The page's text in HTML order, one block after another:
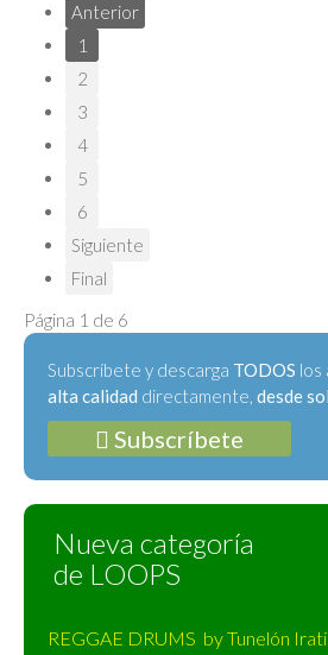
Anterior
1
2
3
4
5
6
Siguiente
Final
Página 1 de 6
Subscríbete y descarga TODOS los
alta calidad directamente, desde
Subscríbete
Nueva categoría
de LOOPS
REGGAE DRUMS by Tunelón